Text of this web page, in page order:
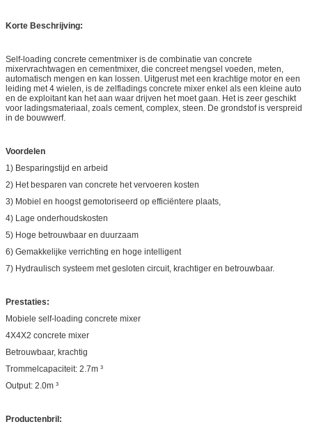
Korte Beschrijving:
Self-loading concrete cementmixer is de combinatie van concrete
mixervrachtwagen en cementmixer, die concreet mengsel voeden, meten,
automatisch mengen en kan lossen. Uitgerust met een krachtige motor en een
leiding met 4 wielen, is de zelfladings concrete mixer enkel als een kleine auto
en de exploitant kan het aan waar drijven het moet gaan. Het is zeer geschikt
voor ladingsmateriaal, zoals cement, complex, steen. De grondstof is verspreid
in de bouwwerf.
Voordelen
1) Besparingstijd en arbeid
2) Het besparen van concrete het vervoeren kosten
3) Mobiel en hoogst gemotoriseerd op efficiëntere plaats,
4) Lage onderhoudskosten
5) Hoge betrouwbaar en duurzaam
6) Gemakkelijke verrichting en hoge intelligent
7) Hydraulisch systeem met gesloten circuit, krachtiger en betrouwbaar.
Prestaties:
Mobiele self-loading concrete mixer
4X4X2 concrete mixer
Betrouwbaar, krachtig
Trommelcapaciteit: 2.7m ³
Output: 2.0m ³
Productenbril: